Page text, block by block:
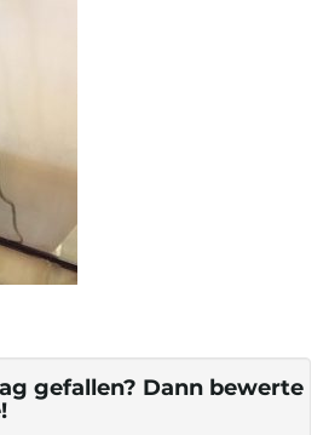
N
gefallen? Dann bewerte